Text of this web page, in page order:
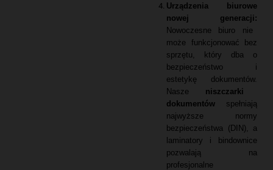
Urządzenia biurowe
nowej generacji:
Nowoczesne biuro nie
może funkcjonować bez
sprzętu,
który dba o
bezpieczeństwo i
estetykę dokumentów.
Nasze niszczarki
dokumentów spełniają
najwyższe normy
bezpieczeństwa (DIN),
a
laminatory i bindownice
pozwalają na
profesjonalne